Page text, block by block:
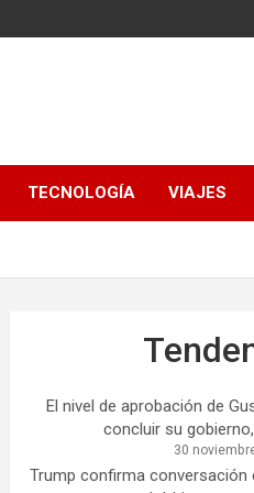
TECNOLOGÍA VIAJES
El nivel de aprobación de
concluir su
30
Trump confirma conversación